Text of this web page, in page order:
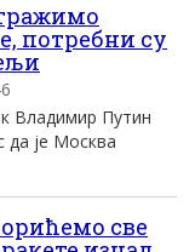
потребни су
Владимир Путин
да је Москва
све